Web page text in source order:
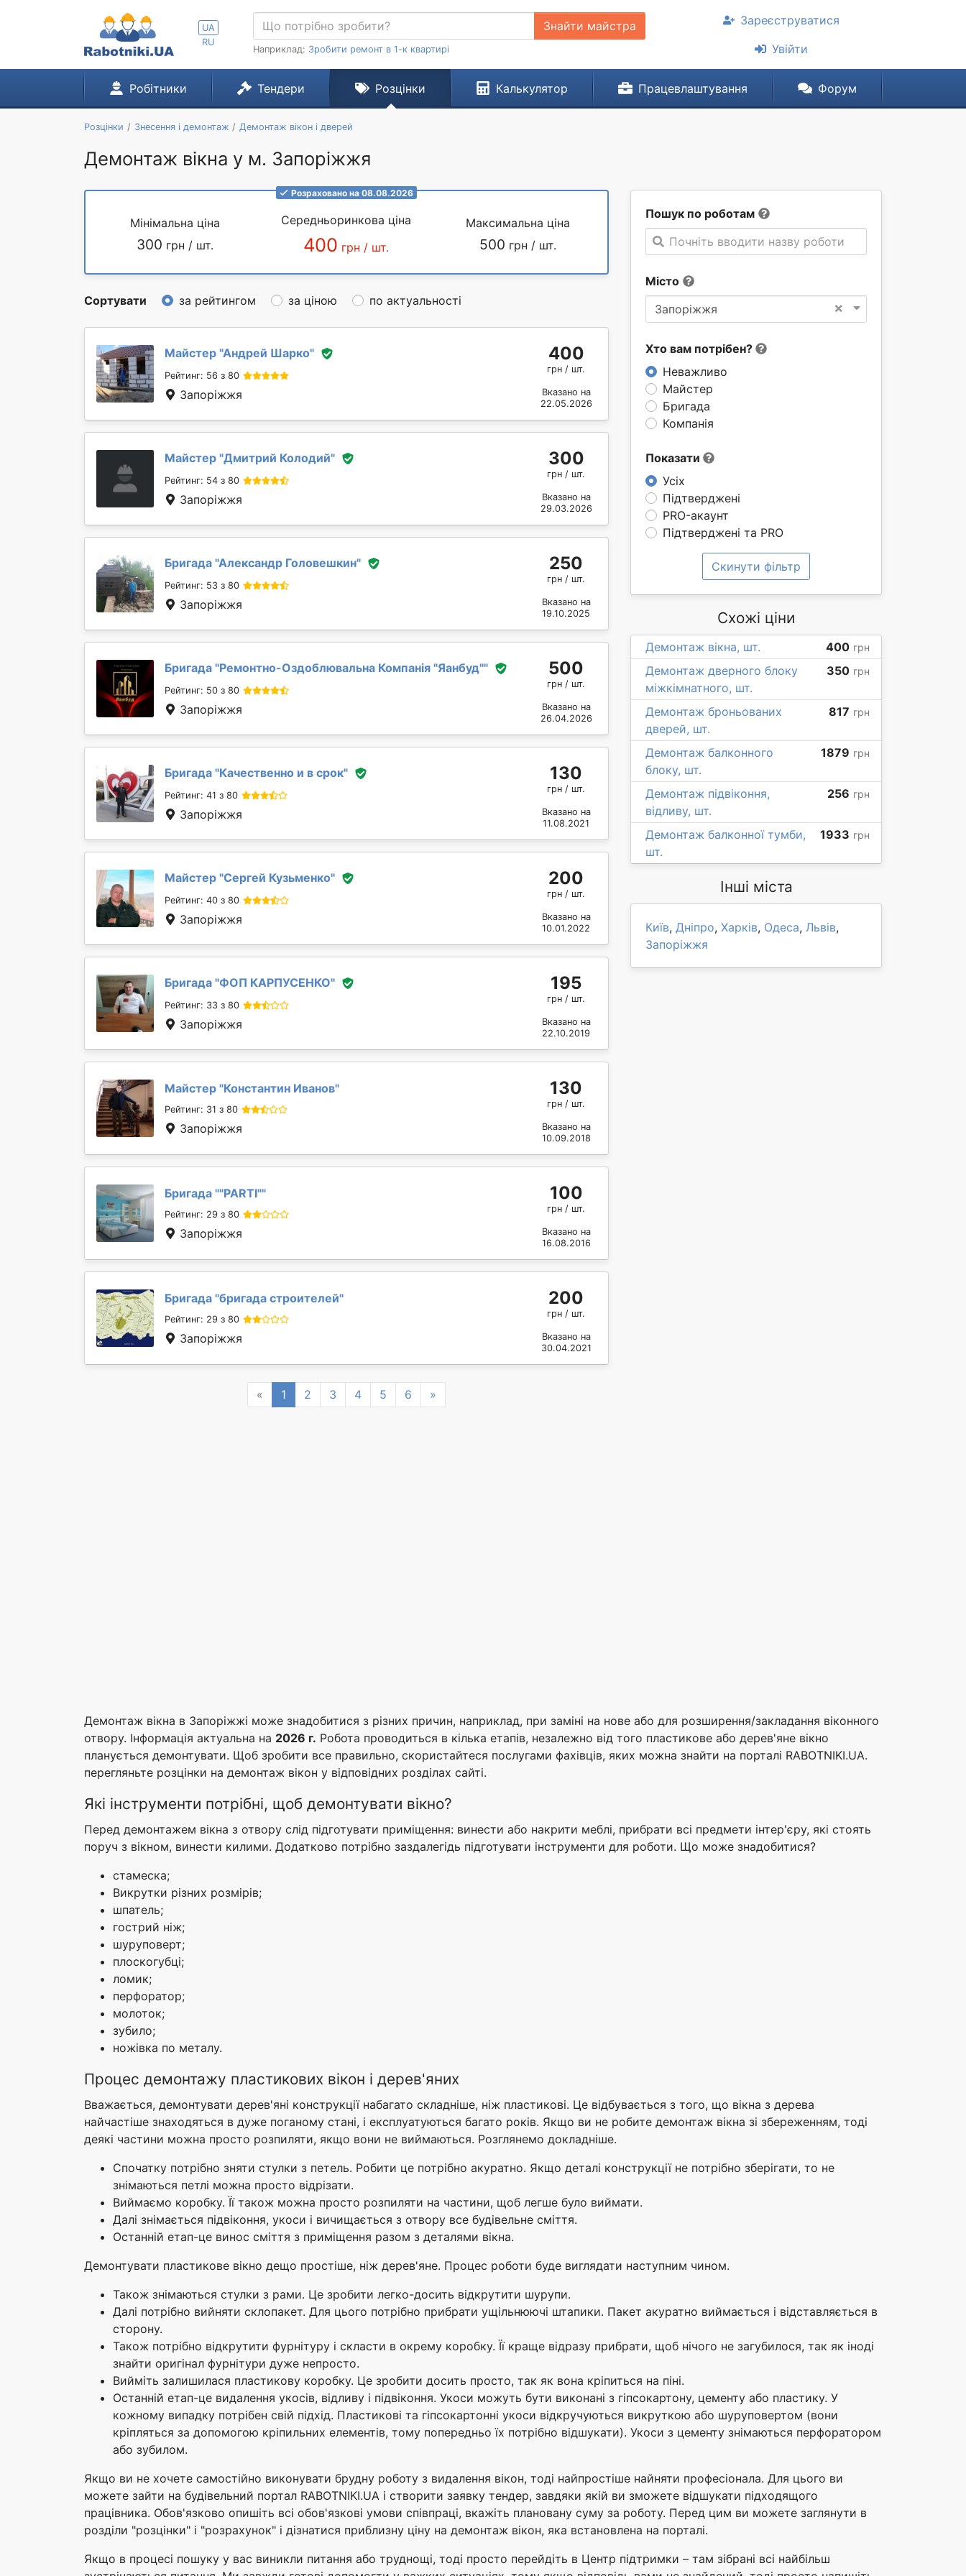
UA
RU
Знайти майстра
Наприклад: Зробити ремонт в 1-к квартирі
Зареєструватися
Увійти
Робітники Тендери Розцінки Калькулятор Працевлаштування Форум
Розцінки Знесення і демонтаж Демонтаж вікон і дверей
Демонтаж вікна у м. Запоріжжя
Пошук по роботам
Почніть вводити назву роботи
Місто
×
Запоріжжя
Хто вам потрібен?
Неважливо
Майстер
Бригада
Компанія
Показати
Усіх
Підтверджені
PRO-акаунт
Підтверджені та PRO
Скинути фільтр
Розраховано на 08.08.2026
Мінімальна ціна
300 грн / шт.
Середньоринкова ціна
400 грн / шт.
Максимальна ціна
500 грн / шт.
Сортувати за рейтингом за ціною по актуальності
Майстер "Андрей Шарко"
Рейтинг: 56 з 80
Запоріжжя
400
грн / шт.
Вказано на
22.05.2026
Майстер "Дмитрий Колодий"
Рейтинг: 54 з 80
Запоріжжя
300
грн / шт.
Вказано на
29.03.2026
Бригада "Александр Головешкин"
Рейтинг: 53 з 80
Запоріжжя
250
грн / шт.
Вказано на
19.10.2025
Бригада "Ремонтно-Оздоблювальна Компанія "Яанбуд""
Рейтинг: 50 з 80
Запоріжжя
500
грн / шт.
Вказано на
26.04.2026
Бригада "Качественно и в срок"
Рейтинг: 41 з 80
Запоріжжя
130
грн / шт.
Вказано на
11.08.2021
Майстер "Сергей Кузьменко"
Рейтинг: 40 з 80
Запоріжжя
200
грн / шт.
Вказано на
10.01.2022
Бригада "ФОП КАРПУСЕНКО"
Рейтинг: 33 з 80
Запоріжжя
195
грн / шт.
Вказано на
22.10.2019
Майстер "Константин Иванов"
Рейтинг: 31 з 80
Запоріжжя
130
грн / шт.
Вказано на
10.09.2018
Бригада ""PARTI""
Рейтинг: 29 з 80
Запоріжжя
100
грн / шт.
Вказано на
16.08.2016
Бригада "бригада строителей"
Рейтинг: 29 з 80
Запоріжжя
200
грн / шт.
Вказано на
30.04.2021
« Previous
1 2 3 4 5 6 »
Схожі ціни
Демонтаж вікна, шт. 400 грн
Демонтаж дверного блоку
міжкімнатного, шт.
350 грн
Демонтаж броньованих
дверей, шт.
817 грн
Демонтаж балконного
блоку, шт.
1879 грн
Демонтаж підвіконня,
відливу, шт.
256 грн
Демонтаж балконної тумби,
шт.
1933 грн
Інші міста
Київ, Дніпро, Харків, Одеса, Львів,
Запоріжжя
Демонтаж вікна в Запоріжжі може знадобитися з різних причин, наприклад, при заміні на нове або для розширення/закладання віконного
отвору. Інформація актуальна на 2026 г. Робота проводиться в кілька етапів, незалежно від того пластикове або дерев'яне вікно
планується демонтувати. Щоб зробити все правильно, скористайтеся послугами фахівців, яких можна знайти на порталі RABOTNIKI.UA.
перегляньте розцінки на демонтаж вікон у відповідних розділах сайті.
Які інструменти потрібні, щоб демонтувати вікно?
Перед демонтажем вікна з отвору слід підготувати приміщення: винести або накрити меблі, прибрати всі предмети інтер'єру, які стоять
поруч з вікном, винести килими. Додатково потрібно заздалегідь підготувати інструменти для роботи. Що може знадобитися?
стамеска;
Викрутки різних розмірів;
шпатель;
гострий ніж;
шуруповерт;
плоскогубці;
ломик;
перфоратор;
молоток;
зубило;
ножівка по металу.
Процес демонтажу пластикових вікон і дерев'яних
Вважається, демонтувати дерев'яні конструкції набагато складніше, ніж пластикові. Це відбувається з того, що вікна з дерева
найчастіше знаходяться в дуже поганому стані, і експлуатуються багато років. Якщо ви не робите демонтаж вікна зі збереженням, тоді
деякі частини можна просто розпиляти, якщо вони не виймаються. Розглянемо докладніше.
Спочатку потрібно зняти стулки з петель. Робити це потрібно акуратно. Якщо деталі конструкції не потрібно зберігати, то не
знімаються петлі можна просто відрізати.
Виймаємо коробку. Її також можна просто розпиляти на частини, щоб легше було виймати.
Далі знімається підвіконня, укоси і вичищається з отвору все будівельне сміття.
Останній етап-це винос сміття з приміщення разом з деталями вікна.
Демонтувати пластикове вікно дещо простіше, ніж дерев'яне. Процес роботи буде виглядати наступним чином.
Також знімаються стулки з рами. Це зробити легко-досить відкрутити шурупи.
Далі потрібно вийняти склопакет. Для цього потрібно прибрати ущільнюючі штапики. Пакет акуратно виймається і відставляється в
сторону.
Також потрібно відкрутити фурнітуру і скласти в окрему коробку. Її краще відразу прибрати, щоб нічого не загубилося, так як іноді
знайти оригінал фурнітури дуже непросто.
Вийміть залишилася пластикову коробку. Це зробити досить просто, так як вона кріпиться на піні.
Останній етап-це видалення укосів, відливу і підвіконня. Укоси можуть бути виконані з гіпсокартону, цементу або пластику. У
кожному випадку потрібен свій підхід. Пластикові та гіпсокартонні укоси відкручуються викруткою або шуруповертом (вони
кріпляться за допомогою кріпильних елементів, тому попередньо їх потрібно відшукати). Укоси з цементу знімаються перфоратором
або зубилом.
Якщо ви не хочете самостійно виконувати брудну роботу з видалення вікон, тоді найпростіше найняти професіонала. Для цього ви
можете зайти на будівельний портал RABOTNIKI.UA і створити заявку тендер, завдяки якій ви зможете відшукати підходящого
працівника. Обов'язково опишіть всі обов'язкові умови співпраці, вкажіть плановану суму за роботу. Перед цим ви можете заглянути в
розділи "розцінки" і "розрахунок" і дізнатися приблизну ціну на демонтаж вікон, яка встановлена на порталі.
Якщо в процесі пошуку у вас виникли питання або труднощі, тоді просто перейдіть в Центр підтримки – там зібрані всі найбільш